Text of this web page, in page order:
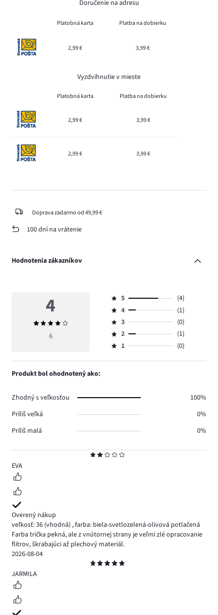
Doručenie na adresu
Platobná karta Platba na dobierku
2,99 € 3,99 €
Vyzdvihnutie v mieste
Platobná karta Platba na dobierku
2,99 € 3,99 €
2,99 € 3,99 €
Doprava zadarmo od 49,99 €
100 dní na vrátenie
Hodnotenia zákazníkov
2
EVA
Overený nákup
veľkosť: 36 (vhodná) ,farba: biela-svetlozelená-olivová potlačená
Farba trička pekná, ale z vnútornej strany je veľmi zlé opracovanie
flitrov, škrabajúci až plechový materiál.
2026-08-04
5
JARMILA
4
Priemerné
hodnotenie
6
Hodnotenie
5,
počet
hlasov
4.
5
(4)
Hodnotenie
4,
počet
hlasov
4
(1)
Hodnotenie
3,
počet
3
(0)
Hodnotenie
2,
2
(1)
Hodnotenie
1,
1 (0)
Produkt bol ohodnotený ako:
Zhodný s veľkosťou
100%
Príliš veľká
0%
Príliš malá
0%